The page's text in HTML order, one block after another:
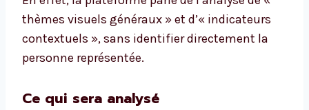
thèmes visuels généraux » et d’« indicateurs
contextuels », sans identifier directement la
personne représentée.
Ce qui sera analysé